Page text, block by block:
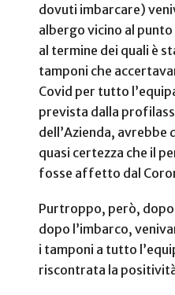
dovuti imbarcare)
albergo vicino al
al termine dei quali è
tamponi che
Covid per tutto
prevista dalla
dell’Azienda,
quasi certezza che il
fosse affetto dal
Purtroppo, però,
dopo l’imbarco,
i tamponi a tutto
riscontrata la